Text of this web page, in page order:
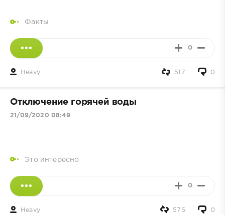
Факты
0
Heavy 0
517
Отключение горячей воды
21/09/2020 08:49
Это интересно
0
Heavy 0
575